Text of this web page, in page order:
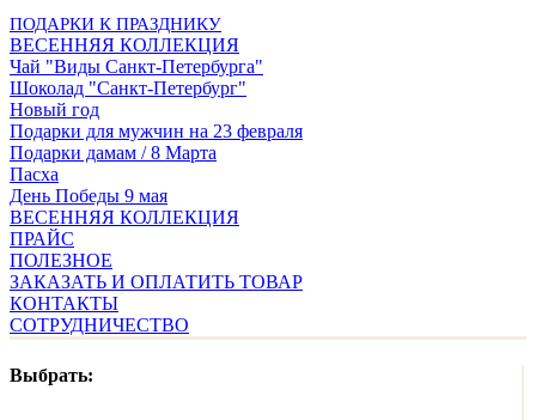
ПОДАРКИ К ПРАЗДНИКУ
ВЕСЕННЯЯ КОЛЛЕКЦИЯ
Чай "Виды Санкт-Петербурга"
Шоколад "Санкт-Петербург"
Новый год
Подарки для мужчин на 23 февраля
Подарки дамам / 8 Марта
Пасха
День Победы 9 мая
ВЕСЕННЯЯ КОЛЛЕКЦИЯ
ПРАЙС
ПОЛЕЗНОЕ
ЗАКАЗАТЬ И ОПЛАТИТЬ ТОВАР
КОНТАКТЫ
СОТРУДНИЧЕСТВО
Выбрать: